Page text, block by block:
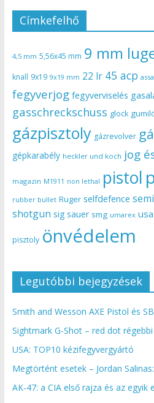
Címkefelhő
4,5 mm 5,56x45 mm 9 mm
knall 9x19 9x19 mm 22 lr 45 acp
fegyverjog fegyverviselés
gasschreckschuss glock
gázpisztoly gázrevolver
gépkarabély heckler und koch jog
magazin M1911 non lethal pistol
rubber bullet Ruger selfdefence
shotgun sig sauer smg umarex usa
pisztoly önvédelem
Legutóbbi bejegyzések
Smith and Wesson AXE Pistol és
Sightmark G-Shot – red dot
USA: TOP10 kézifegyvergyártó
Megtörtént esetek – Jordan
AK-47: a CIA első rajza és az egyik